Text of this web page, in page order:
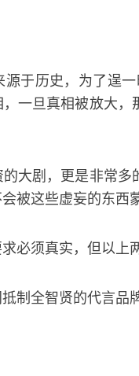
于历史，为了逞
一旦真相被放大
的大剧，更是非常
被这些虚妄的东西
必须真实，但以上
制全智贤的代言品